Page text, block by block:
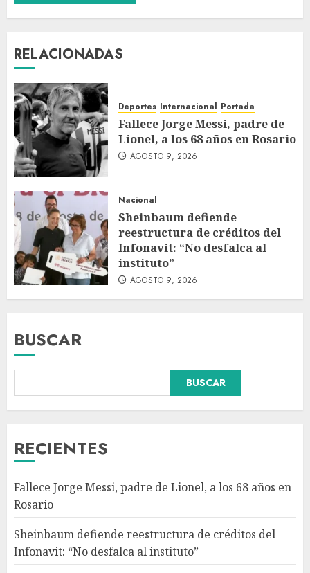
RELACIONADAS
Deportes Internacional Portada
Fallece Jorge Messi, padre de
Lionel, a los 68 años en Rosario
AGOSTO 9, 2026
Nacional
Sheinbaum defiende
reestructura de créditos del
Infonavit: “No desfalca al
instituto”
AGOSTO 9, 2026
BUSCAR
BUSCAR
RECIENTES
Fallece Jorge Messi, padre de Lionel, a los 68 años en
Rosario
Sheinbaum defiende reestructura de créditos del
Infonavit: “No desfalca al instituto”
Colombia respalda soberanía
de Marruecos sobre el Sáhara
4
Detienen a ‘El Pony’ con fusil
M4, drogas y arsenal en